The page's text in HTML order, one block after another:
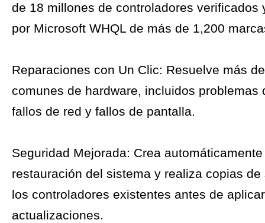
de 18 millones de controladores verificados
por Microsoft WHQL de más de 1,200
Reparaciones con Un Clic: Resuelve más
comunes de hardware, incluidos problemas
fallos de red y fallos de pantalla.
Seguridad Mejorada: Crea
restauración del sistema y realiza copias de
los controladores existentes antes de aplicar
actualizaciones.